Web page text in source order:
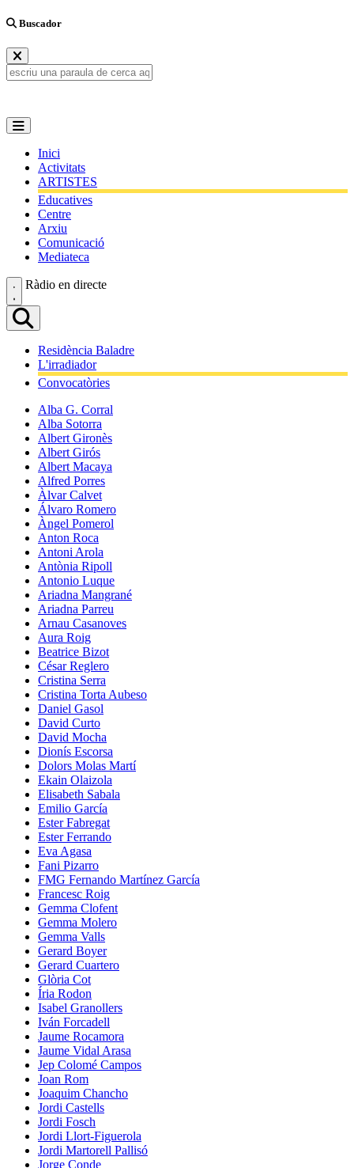
Buscador
Inici
Activitats
ARTISTES
Educatives
Centre
Arxiu
Comunicació
Mediateca
Ràdio en directe
Residència Baladre
L'irradiador
Convocatòries
Alba G. Corral
Alba Sotorra
Albert Gironès
Albert Girós
Albert Macaya
Alfred Porres
Àlvar Calvet
Álvaro Romero
Àngel Pomerol
Anton Roca
Antoni Arola
Antònia Ripoll
Antonio Luque
Ariadna Mangrané
Ariadna Parreu
Arnau Casanoves
Aura Roig
Beatrice Bizot
César Reglero
Cristina Serra
Cristina Torta Aubeso
Daniel Gasol
David Curto
David Mocha
Dionís Escorsa
Dolors Molas Martí
Ekain Olaizola
Elisabeth Sabala
Emilio García
Ester Fabregat
Ester Ferrando
Eva Agasa
Fani Pizarro
FMG Fernando Martínez García
Francesc Roig
Gemma Clofent
Gemma Molero
Gemma Valls
Gerard Boyer
Gerard Cuartero
Glòria Cot
Íria Rodon
Isabel Granollers
Iván Forcadell
Jaume Rocamora
Jaume Vidal Arasa
Jep Colomé Campos
Joan Rom
Joaquim Chancho
Jordi Castells
Jordi Fosch
Jordi Llort-Figuerola
Jordi Martorell Pallisó
Jorge Conde